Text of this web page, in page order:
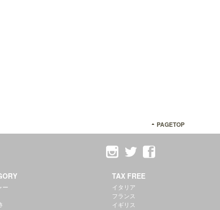
PAGETOP
ー
TAX FREE
イタリア
フランス
イギリス